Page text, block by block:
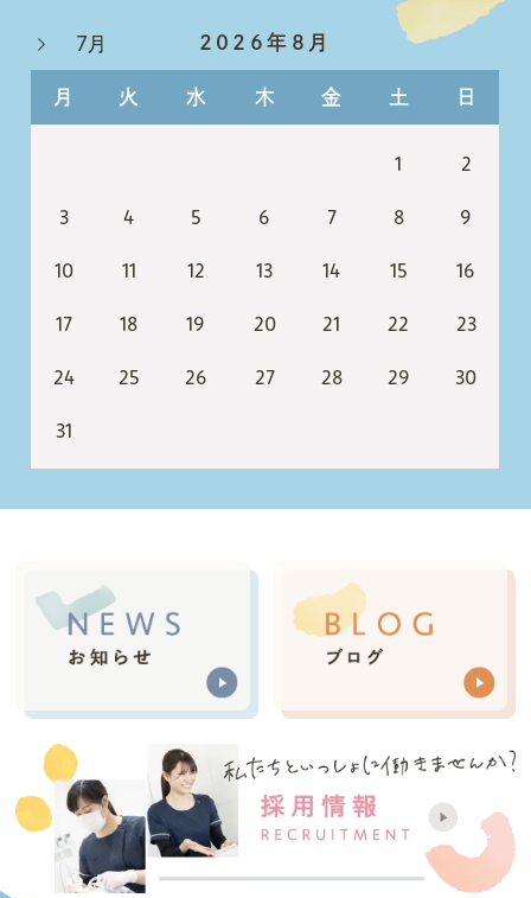
2026年8月
月 火 水 木 金 土 日
7月
1 2
3 4 5 6 7 8 9
10 11 12 13 14 15 16
17 18 19 20 21 22 23
24 25 26 27 28 29 30
31